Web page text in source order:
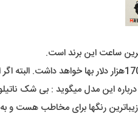
ساعت این برند است.
این مدل میگوید : بی شک
زیباترین رنگها برای مخاطب